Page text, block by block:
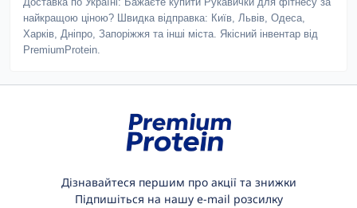
найкращою ціною? Швидка відправка: Київ, Львів, Одеса,
Харків, Дніпро, Запоріжжя та інші міста. Якісний інвентар від
PremiumProtein.
Дізнавайтеся першим про акції та знижки
Підпишіться на нашу e-mail розсилку